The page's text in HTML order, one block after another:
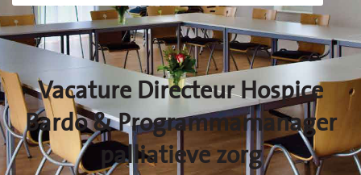
Vacature Directeur Hospice
Bardo & Programmamanager
palliatieve zorg